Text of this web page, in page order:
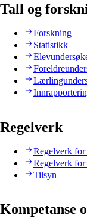
Tall og
Forskning
Statistikk
Regelverk
Regelverk for
Regelverk
Tilsyn
Kompetanse